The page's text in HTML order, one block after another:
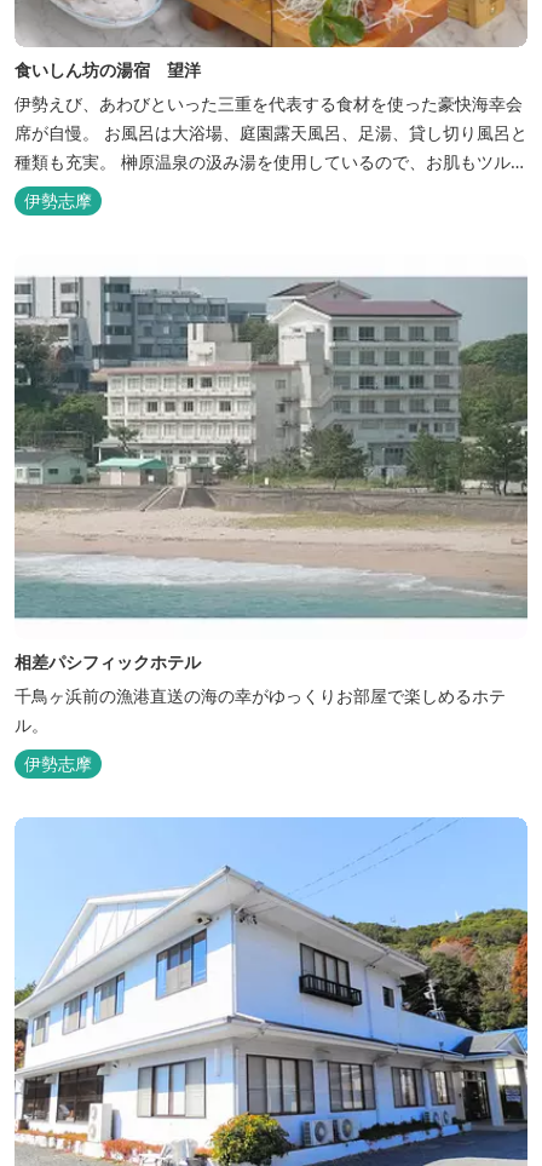
食いしん坊の湯宿 望洋
伊勢えび、あわびといった三重を代表する食材を使った豪快海幸会
席が自慢。 お風呂は大浴場、庭園露天風呂、足湯、貸し切り風呂と
種類も充実。 榊原温泉の汲み湯を使用しているので、お肌もツルツ
ルに。
伊勢志摩
相差パシフィックホテル
千鳥ヶ浜前の漁港直送の海の幸がゆっくりお部屋で楽しめるホテ
ル。
伊勢志摩